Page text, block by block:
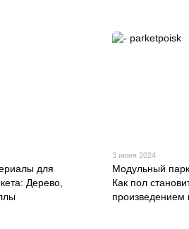
для
Дерево,
3 июня 2024
Модульный
Как пол
произведением